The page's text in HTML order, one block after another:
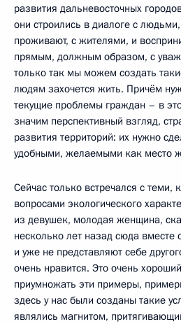
развития дальневосточных
они строились в диалоге с
проживают, с жителями, и
прямым, должным образом, с
только так мы можем создать
людям захочется жить. Причём
текущие проблемы граждан – в
значим перспективный взгляд,
развития территорий: их нужно
удобными, желаемыми как место
Сейчас только встречался с теми,
вопросами экологического
из девушек, молодая женщина,
несколько лет назад сюда
и уже не представляют себе
очень нравится. Это очень
приумножать эти примеры,
здесь у нас были созданы такие
являлись магнитом,